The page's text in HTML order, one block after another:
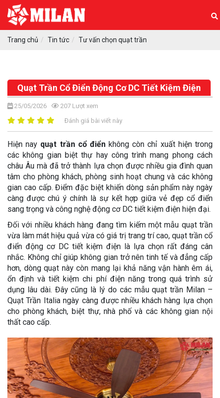
Trang chủ Tin tức Tư vấn chọn quạt trần
Quạt Trần Cổ Điển Động Cơ DC Tiết Kiệm Điện
25/05/2026 207 Lượt xem
Đánh giá bài viết này
Hiện nay quạt trần cổ điểnkhông còn chỉ xuất hiện trong
các không gian biệt thự hay công trình mang phong cách
châu Âu mà đã trở thành lựa chọn được nhiều gia đình quan
tâm cho phòng khách, phòng sinh hoạt chung và các không
gian cao cấp. Điểm đặc biệt khiến dòng sản phẩm này ngày
càng được chú ý chính là sự kết hợp giữa vẻ đẹp cổ điển
sang trọng và công nghệ động cơ DC tiết kiệm điện hiện đại.
Đối với nhiều khách hàng đang tìm kiếm một mẫu quạt trần
vừa làm mát hiệu quả vừa có giá trị trang trí cao, quạt trần cổ
điển động cơ DC tiết kiệm điện là lựa chọn rất đáng cân
nhắc. Không chỉ giúp không gian trở nên tinh tế và đẳng cấp
hơn, dòng quạt này còn mang lại khả năng vận hành êm ái,
ổn định và tiết kiệm chi phí điện năng trong quá trình sử
dụng lâu dài. Đây cũng là lý do các mẫu quạt trần Milan –
Quạt Trần Italia ngày càng được nhiều khách hàng lựa chọn
cho phòng khách, biệt thự, nhà phố và các không gian nội
thất cao cấp.